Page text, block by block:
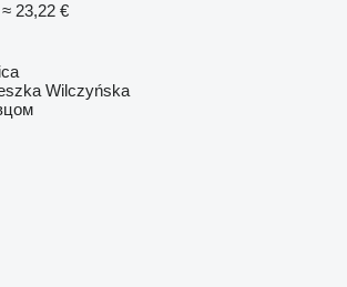
≈ 23,22 €
Wilczyńska